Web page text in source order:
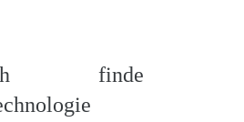
finde